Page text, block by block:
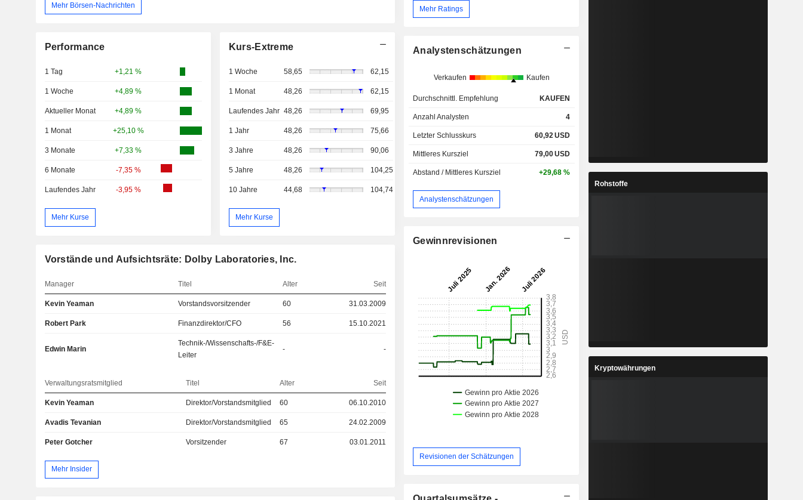
Mehr Börsen-Nachrichten
Performance
1 Tag +1,21 %
1 Woche +4,89 %
Aktueller Monat +4,89 %
1 Monat +25,10 %
3 Monate +7,33 %
6 Monate -7,35 %
Laufendes Jahr -3,95 %
Mehr Kurse
Kurs-Extreme
1 Woche 58,65 62,15
1 Monat 48,26 62,15
Laufendes Jahr 48,26 69,95
1 Jahr 48,26 75,66
3 Jahre 48,26 90,06
5 Jahre 48,26 104,25
10 Jahre 44,68 104,74
Mehr Kurse
Vorstände und Aufsichtsräte: Dolby Laboratories, Inc.
Manager Titel Alter Seit
Kevin Yeaman Vorstandsvorsitzender 60 31.03.2009
Robert Park Finanzdirektor/CFO 56 15.10.2021
Edwin Marin
Technik-/Wissenschafts-/F&E-
Leiter
- -
Verwaltungsratsmitglied Titel Alter Seit
Kevin Yeaman Direktor/Vorstandsmitglied 60 06.10.2010
Avadis Tevanian Direktor/Vorstandsmitglied 65 24.02.2009
Peter Gotcher Vorsitzender 67 03.01.2011
Mehr Insider
Mehr Ratings
Analystenschätzungen
Verkaufen Kaufen
Durchschnittl. Empfehlung KAUFEN
Anzahl Analysten 4
Letzter Schlusskurs 60,92USD
Mittleres Kursziel 79,00USD
Abstand / Mittleres Kursziel +29,68 %
Analystenschätzungen
Gewinnrevisionen
Revisionen der Schätzungen
Rohstoffe
Kryptowährungen